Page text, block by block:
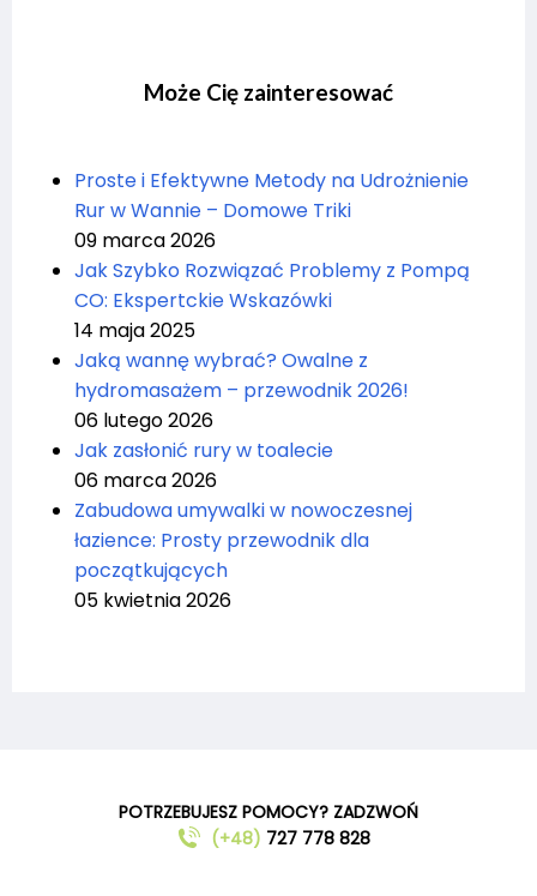
Może Cię zainteresować
Proste i Efektywne Metody na Udrożnienie
Rur w Wannie – Domowe Triki
09 marca 2026
Jak Szybko Rozwiązać Problemy z Pompą
CO: Ekspertckie Wskazówki
14 maja 2025
Jaką wannę wybrać? Owalne z
hydromasażem – przewodnik 2026!
06 lutego 2026
Jak zasłonić rury w toalecie
06 marca 2026
Zabudowa umywalki w nowoczesnej
łazience: Prosty przewodnik dla
początkujących
05 kwietnia 2026
POTRZEBUJESZ POMOCY? ZADZWOŃ
(+48) 727 778 828